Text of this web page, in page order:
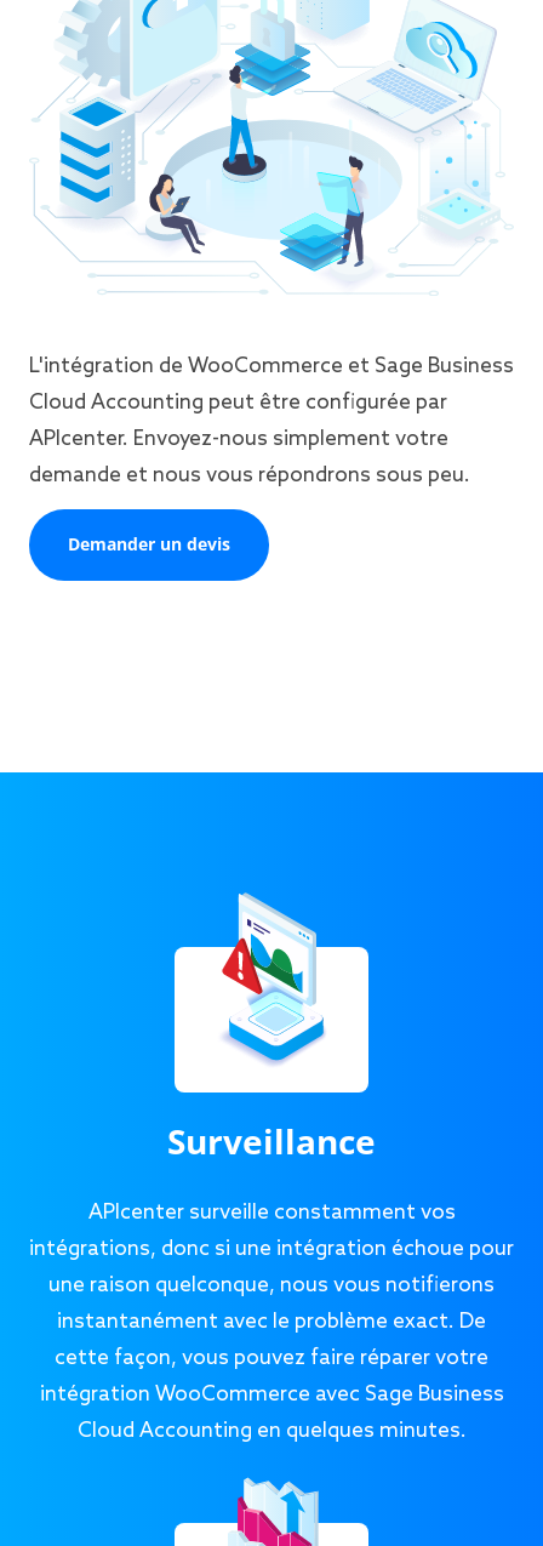
L'intégration de WooCommerce et Sage Business
Cloud Accounting peut être configurée par
APIcenter. Envoyez-nous simplement votre
demande et nous vous répondrons sous peu.
Demander un devis
Surveillance
APIcenter surveille constamment vos
intégrations, donc si une intégration échoue pour
une raison quelconque, nous vous notifierons
instantanément avec le problème exact. De
cette façon, vous pouvez faire réparer votre
intégration WooCommerce avec Sage Business
Cloud Accounting en quelques minutes.